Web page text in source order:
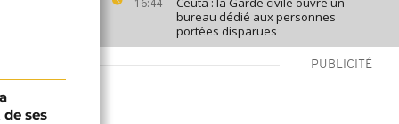
16:44
bureau dédié aux personnes
portées disparues
PUBLICITÉ
ses